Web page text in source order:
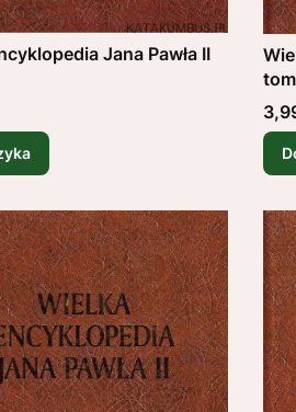
Jana Pawła II